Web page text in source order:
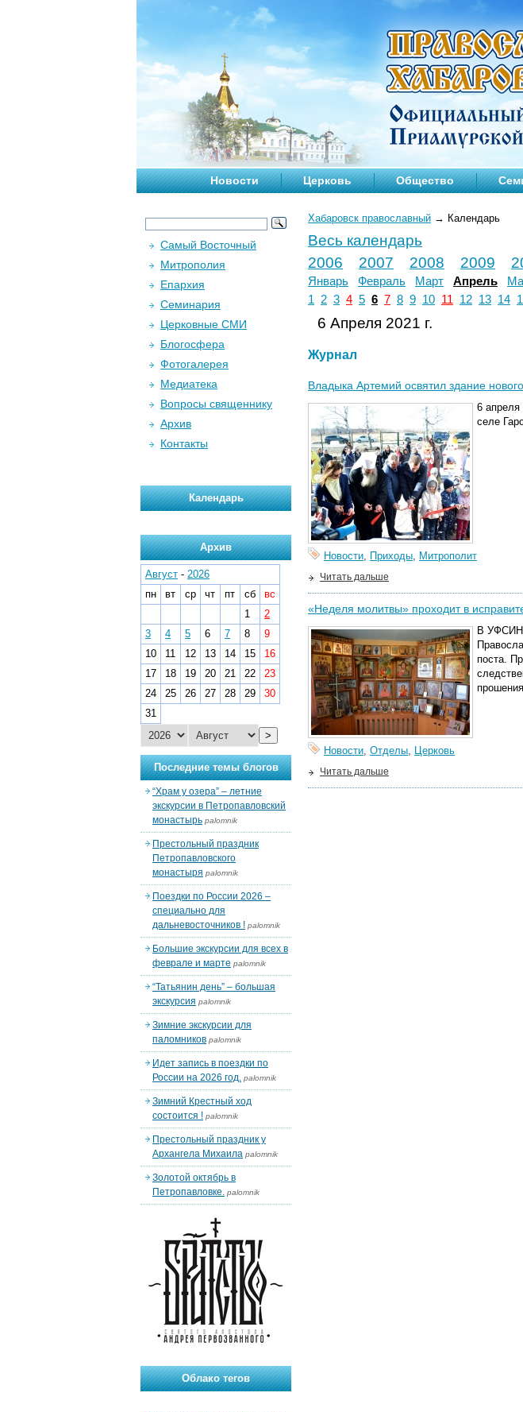
Новости Церковь Общество
Хабаровск православный → Календарь
Весь календарь
2006
2007 2008 2009
Январь Февраль Март Апрель
1
2 3 4 5 6 7 8 9 10 11 12 13 14
6 Апреля 2021 г.
Журнал
Владыка Артемий освятил здание
6 апреля
селе
Новости, Приходы, Митрополит
Читать дальше
«Неделя молитвы» проходит в
В УФСИН
поста.
Новости, Отделы, Церковь
Читать дальше
Самый Восточный
Митрополия
Епархия
Семинария
Церковные СМИ
Блогосфера
Фотогалерея
Медиатека
Вопросы священнику
Архив
Контакты
Календарь
Архив
Август - 2026
пн
вт ср чт пт сб
вс
1
2
3
4 5 6 7 8
9
10
11 12 13 14 15
16
17
18 19 20 21 22
23
24
25 26 27 28 29
30
31
>
Последние темы блогов
“Храм у озера” – летние
экскурсии в Петропавловский
монастырь palomnik
Престольный праздник
Петропавловского
монастыря palomnik
Поездки по России 2026 –
специально для
дальневосточников ! palomnik
Большие экскурсии для всех в
феврале и марте palomnik
“Татьянин день” – большая
экскурсия palomnik
Зимние экскурсии для
паломников palomnik
Идет запись в поездки по
России на 2026 год. palomnik
Зимний Крестный ход
состоится ! palomnik
Престольный праздник у
Архангела Михаила palomnik
Золотой октябрь в
Петропавловке. palomnik
Облако тегов